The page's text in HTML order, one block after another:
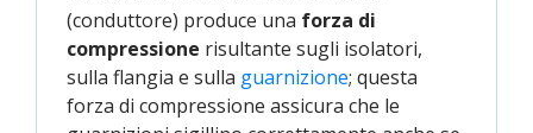
(conduttore) produce una forza di
compressione risultante sugli isolatori,
sulla flangia e sulla guarnizione; questa
forza di compressione assicura che le